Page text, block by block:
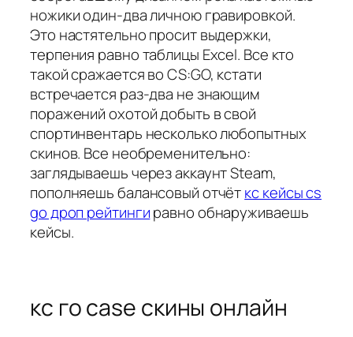
ножики один-два личною гравировкой.
Это настятельно просит выдержки,
терпения равно таблицы Excel. Все кто
такой сражается во CS:GO, кстати
встречается раз-два не знающим
поражений охотой добыть в свой
спортинвентарь несколько любопытных
скинов. Все необременительно:
заглядываешь через аккаунт Steam,
пополняешь балансовый отчёткс кейсы cs
go дроп рейтингиравно обнаруживаешь
кейсы.
кс го case скины онлайн